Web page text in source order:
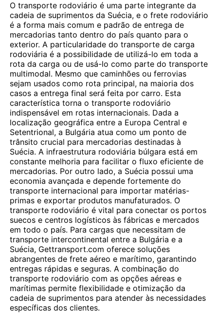
O transporte rodoviário é uma parte integrante da
cadeia de suprimentos da Suécia, e o frete rodoviário
é a forma mais comum e padrão de entrega de
mercadorias tanto dentro do país quanto para o
exterior. A particularidade do transporte de carga
rodoviária é a possibilidade de utilizá-lo em toda a
rota da carga ou de usá-lo como parte do transporte
multimodal. Mesmo que caminhões ou ferrovias
sejam usados ​​como rota principal, na maioria dos
casos a entrega final será feita por carro. Esta
característica torna o transporte rodoviário
indispensável em rotas internacionais. Dada a
localização geográfica entre a Europa Central e
Setentrional, a Bulgária atua como um ponto de
trânsito crucial para mercadorias destinadas à
Suécia. A infraestrutura rodoviária búlgara está em
constante melhoria para facilitar o fluxo eficiente de
mercadorias. Por outro lado, a Suécia possui uma
economia avançada e depende fortemente do
transporte internacional para importar matérias-
primas e exportar produtos manufaturados. O
transporte rodoviário é vital para conectar os portos
suecos e centros logísticos às fábricas e mercados
em todo o país. Para cargas que necessitam de
transporte intercontinental entre a Bulgária e a
Suécia, Gettransport.com oferece soluções
abrangentes de frete aéreo e marítimo, garantindo
entregas rápidas e seguras. A combinação do
transporte rodoviário com as opções aéreas e
marítimas permite flexibilidade e otimização da
cadeia de suprimentos para atender às necessidades
específicas dos clientes.